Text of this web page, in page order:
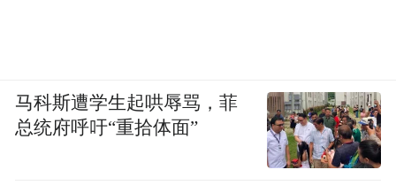
马科斯遭学生起哄辱骂，菲
总统府呼吁“重拾体面”